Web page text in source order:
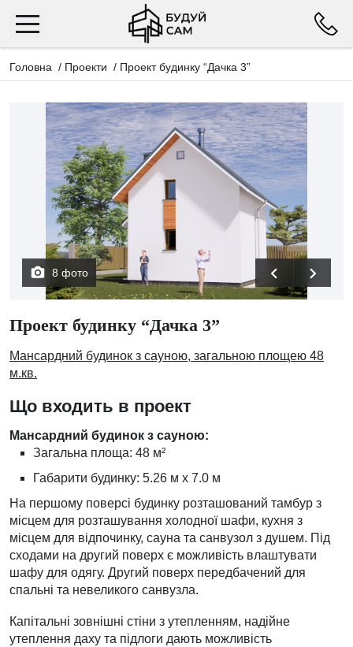
Головна / Проекти / Проект будинку “Дачка 3”
8 фото
Проект будинку “Дачка 3”
Мансардний будинок з сауною, загальною площею 48
м.кв.
Що входить в проект
Мансардний будинок з сауною:
Загальна площа: 48 м²
Габарити будинку: 5.26 м х 7.0 м
На першому поверсі будинку розташований тамбур з
місцем для розташування холодної шафи, кухня з
місцем для відпочинку, сауна та санвузол з душем. Під
сходами на другий поверх є можливість влаштувати
шафу для одягу. Другий поверх передбачений для
спальні та невеликого санвузла.
Капітальні зовнішні стіни з утепленням, надійне
утеплення даху та підлоги дають можливість